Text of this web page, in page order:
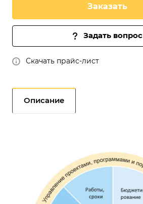
Заказать
Задать вопрос
Скачать прайс-лист
Описание